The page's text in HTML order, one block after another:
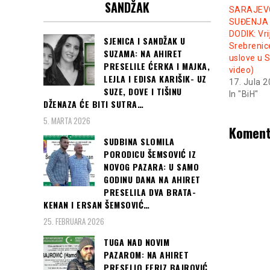
DODIK:
uslove u
video)
17. Jula
In "BiH"
SANDŽAK
SJENICA I SANDŽAK U
SUZAMA: NA AHIRET
PRESELILE ĆERKA I MAJKA,
LEJLA I EDISA KARIŠIK- UZ
SUZE, DOVE I TIŠINU
DŽENAZA ĆE BITI SUTRA…
5. MARTA 2026
SUDBINA SLOMILA
PORODICU ŠEMSOVIĆ IZ
NOVOG PAZARA: U SAMO
GODINU DANA NA AHIRET
PRESELILA DVA BRATA-
KENAN I ERSAN ŠEMSOVIĆ…
25. FEBRUARA 2026
TUGA NAD NOVIM
PAZAROM: NA AHIRET